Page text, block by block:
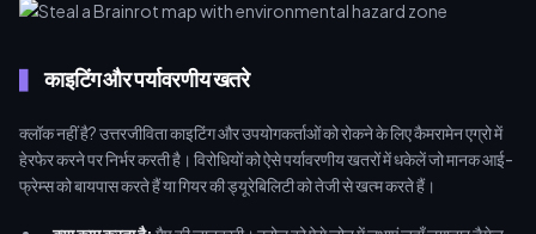
काइटिंग और पर्यावरणीय खतरे
क्लॉक नहीं है? उत्तरजीविता काइटिंग और उपयोगकर्ताओं को रोकने के लिए कैमरामेन एग्रो में
हेरफेर करने पर निर्भर करती है। विरोधियों को ऐसे पर्यावरणीय खतरों में धकेलें जो मानक आई-
फ्रेम्स को बायपास करते हैं या गियर की ड्यूरेबिलिटी को तेजी से खत्म करते हैं।